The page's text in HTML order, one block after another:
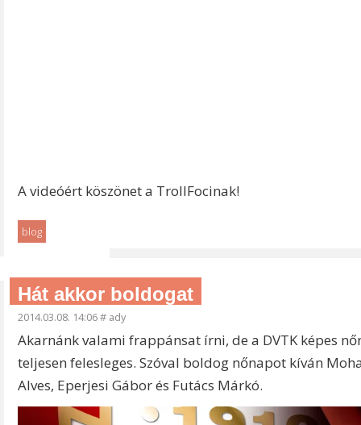
A videóért köszönet a TrollFocinak!
blog
Hát akkor boldogat
2014.03.08. 14:06# ady
Akarnánk valami frappánsat írni, de a DVTK képes
teljesen felesleges. Szóval boldog nőnapot kíván
Alves, Eperjesi Gábor és Futács Márkó.